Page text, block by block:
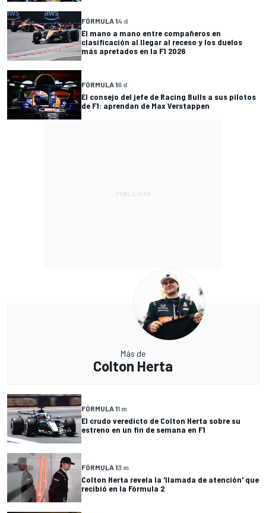
FÓRMULA 14 d
El mano a mano entre compañeros en
clasificación al llegar al receso y los duelos
más apretados en la F1 2026
FÓRMULA 16 d
El consejo del jefe de Racing Bulls a sus pilotos
de F1: aprendan de Max Verstappen
Más de
Colton Herta
FÓRMULA 11 m
El crudo veredicto de Colton Herta sobre su
estreno en un fin de semana en F1
FÓRMULA 13 m
Colton Herta revela la 'llamada de atención' que
recibió en la Fórmula 2